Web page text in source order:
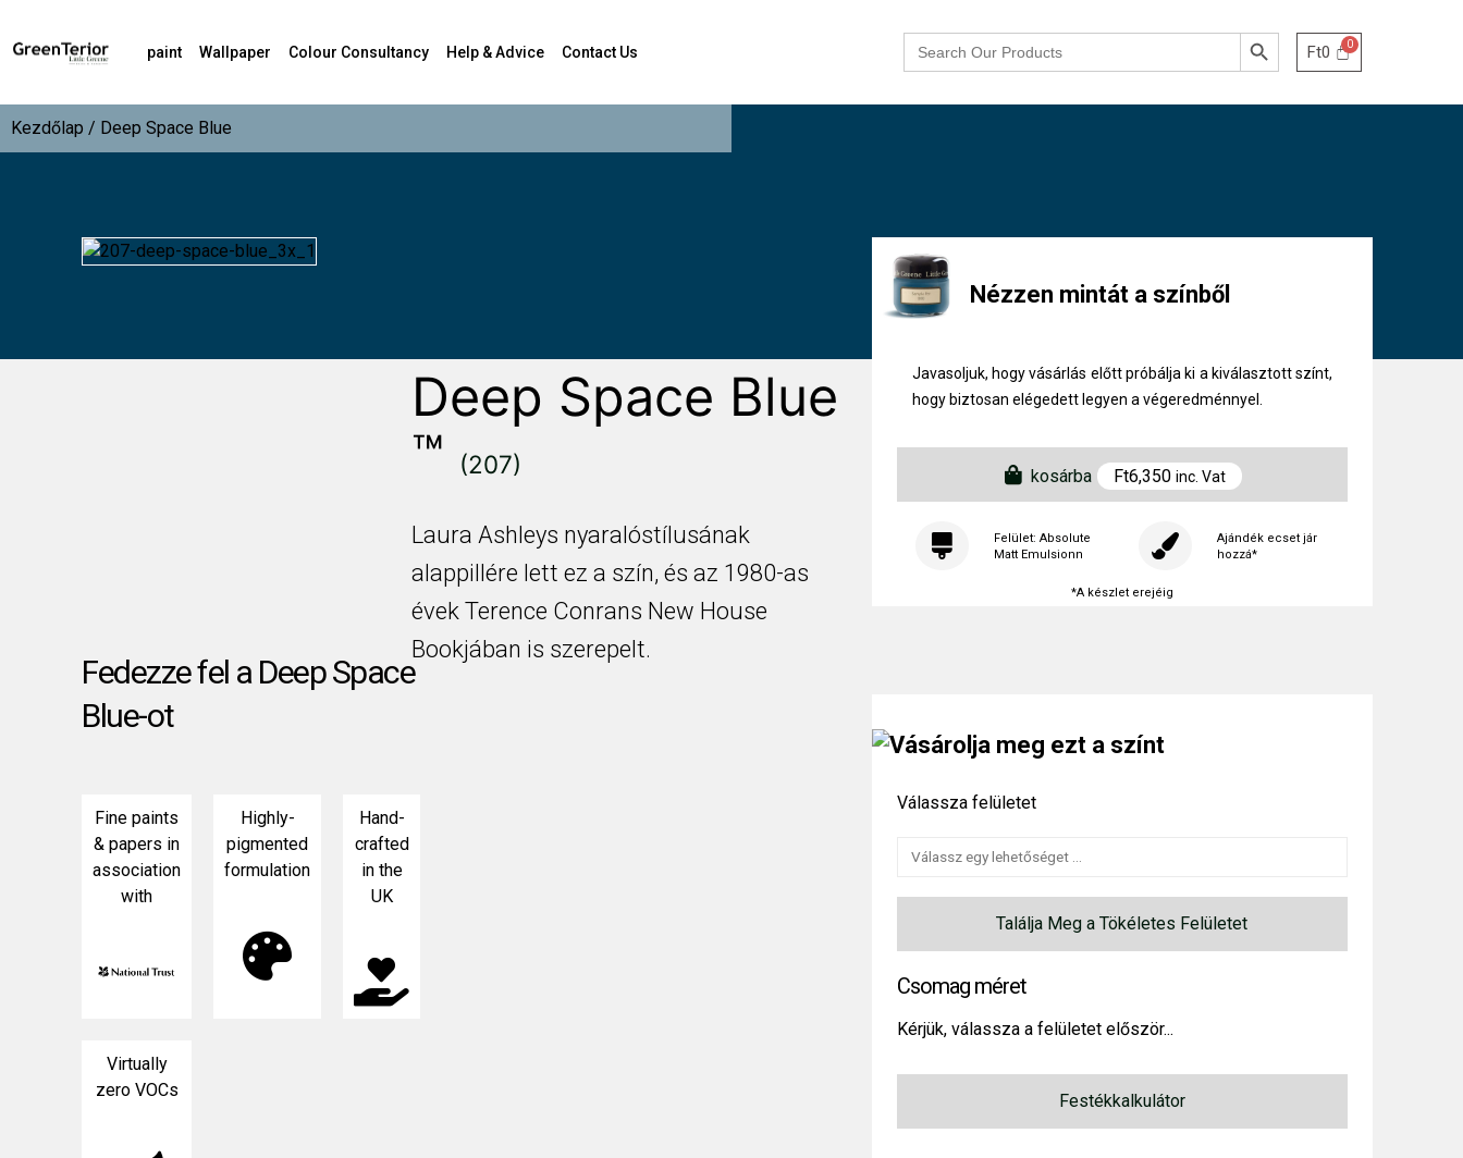
paint Wallpaper Colour Consultancy Help & Advice Contact Us
Search
for:
Search Button
Ft0
Kezdőlap / Deep Space Blue
Fedezze fel a Deep Space
Blue-ot
Fine paints
& papers in
association
with
Highly-
pigmented
formulation

Hand-
crafted
in the
UK
Virtually
zero VOCs
Deep Space Blue
™
(207)
Laura Ashleys nyaralóstílusának
alappillére lett ez a szín, és az 1980-as
évek Terence Conrans New House
Bookjában is szerepelt.
Nézzen mintát a színből
Javasoljuk, hogy vásárlás előtt próbálja ki a kiválasztott színt,
hogy biztosan elégedett legyen a végeredménnyel.
kosárba Ft6,350 inc. Vat
Felület: Absolute
Matt Emulsionn
Ajándék ecset jár
hozzá*
*A készlet erejéig
Vásárolja meg ezt a színt
Válassza felületet
Találja Meg a Tökéletes Felületet
Csomag méret
Kérjük, válassza a felületet először...
Festékkalkulátor